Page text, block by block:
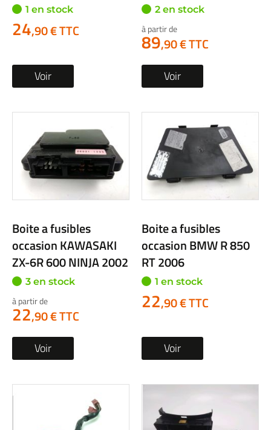
1 en stock
24,90 € TTC
Voir
2 en stock
à partir de
89,90 € TTC
Voir
Boite a fusibles
occasion KAWASAKI
ZX-6R 600 NINJA 2002
3 en stock
à partir de
22,90 € TTC
Voir
Boite a fusibles
occasion BMW R 850
RT 2006
1 en stock
22,90 € TTC
Voir